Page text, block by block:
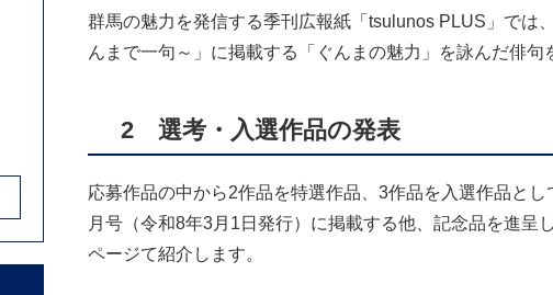
群馬の魅力を発信する季刊広報紙「tsulunos PLUS」では
んまで一句～」に掲載する「ぐんまの魅力」を詠んだ俳句
2 選考・入選作品の発表
応募作品の中から2作品を特選作品、3作品を入選作品と
月号（令和8年3月1日発行）に掲載する他、記念品を進呈
ページて紹介します。